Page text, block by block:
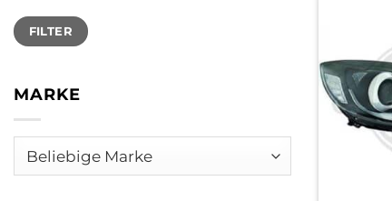
Min.
Preis
Max.
PreisFILTER
MARKE